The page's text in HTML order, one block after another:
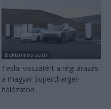
Elektromos autó
Tesla: visszatért a régi árazás
a magyar Supercharger-
hálózaton